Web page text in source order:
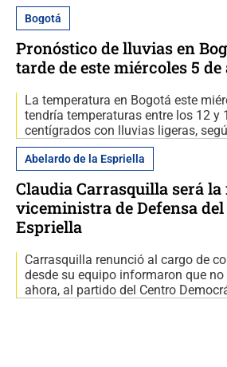
Bogotá
Pronóstico de lluvias en
tarde de este miércoles 5 de
La temperatura en Bogotá este
tendría temperaturas entre los 12 y
centígrados con lluvias ligeras,
Abelardo de la Espriella
Claudia Carrasquilla será la
viceministra de Defensa del
Espriella
Carrasquilla renunció al cargo de
desde su equipo informaron que no
ahora, al partido del Centro